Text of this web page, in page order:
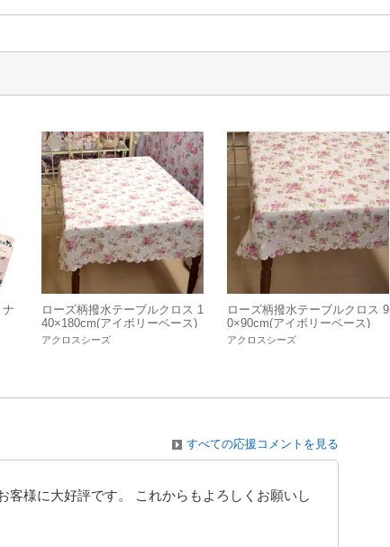
ナ
ローズ柄撥水テーブルクロス 1
40×180cm(アイボリーベース)
アクロスシーズ
ローズ柄撥水テーブルクロス 9
0×90cm(アイボリーベース)
アクロスシーズ
すべての応援コメントを見る
様に大好評です。 これからもよろしくお願いし